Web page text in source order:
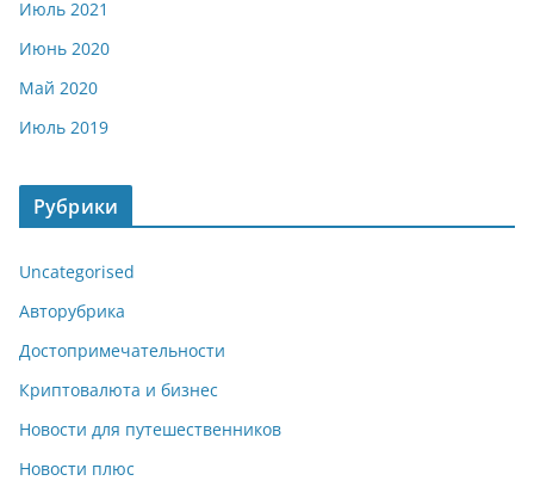
Июль 2021
Июнь 2020
Май 2020
Июль 2019
Рубрики
Uncategorised
Авторубрика
Достопримечательности
Криптовалюта и бизнес
Новости для путешественников
Новости плюс